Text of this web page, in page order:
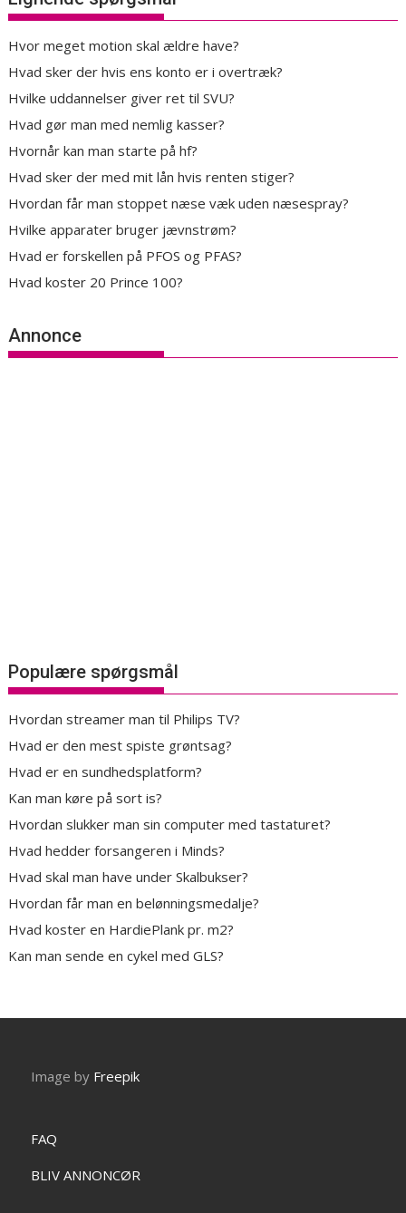
Hvor meget motion skal ældre have?
Hvad sker der hvis ens konto er i overtræk?
Hvilke uddannelser giver ret til SVU?
Hvad gør man med nemlig kasser?
Hvornår kan man starte på hf?
Hvad sker der med mit lån hvis renten stiger?
Hvordan får man stoppet næse væk uden næsespray?
Hvilke apparater bruger jævnstrøm?
Hvad er forskellen på PFOS og PFAS?
Hvad koster 20 Prince 100?
Annonce
Populære spørgsmål
Hvordan streamer man til Philips TV?
Hvad er den mest spiste grøntsag?
Hvad er en sundhedsplatform?
Kan man køre på sort is?
Hvordan slukker man sin computer med tastaturet?
Hvad hedder forsangeren i Minds?
Hvad skal man have under Skalbukser?
Hvordan får man en belønningsmedalje?
Hvad koster en HardiePlank pr. m2?
Kan man sende en cykel med GLS?
Image by Freepik
FAQ
BLIV ANNONCØR